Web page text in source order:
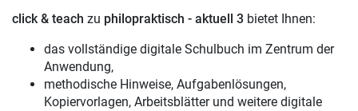
click & teach zu philopraktisch - aktuell 3 bietet Ihnen:
das vollständige digitale Schulbuch im Zentrum der
Anwendung,
methodische Hinweise, Aufgabenlösungen,
Kopiervorlagen, Arbeitsblätter und weitere digitale